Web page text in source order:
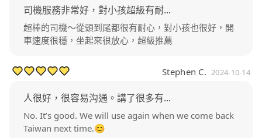
司機服務非常好，對小孩超級有耐...
超棒的司機～從頭到尾都很有耐心，對小孩也很好，開
車速度很穩，坐起來很放心，超級推薦
Stephen C. 2024-10-14
人很好，很容易沟通。講了很多有...
No. It’s good. We will use again when we come back
Taiwan next time.😊